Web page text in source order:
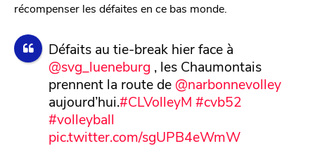
récompenser les défaites en ce bas monde.
Défaits au tie-break hier face à
@svg_lueneburg , les Chaumontais
prennent la route de @narbonnevolley
aujourd’hui.#CLVolleyM #cvb52
#volleyball
pic.twitter.com/sgUPB4eWmW